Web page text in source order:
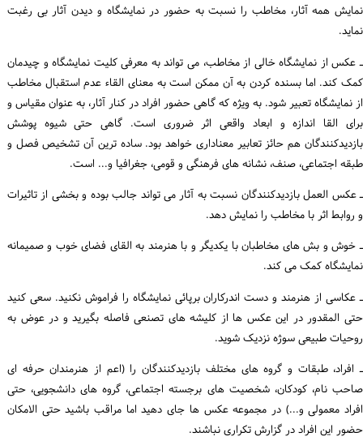
نمایش همه آثار، مخاطب را نسبت به حضور در نمایشگاه و دیدن آثار بی رغبت
نماید.
ـ عکس از نمایشگاه خالی از مخاطب، می تواند به معرفی کلیت نمایشگاه و چیدمان
کمک کند. اما بسنده کردن به آن ممکن است به معنای القاء عدم استقبال مخاطب
از نمایشگاه تعبیر شود. به ویژه که گاهی حضور افراد در کنار آثار، به عنوان مقیاس و
برای القا اندازه و ابعاد واقعی اثر ضروری است. گاهی حتی شیوه پوشش
بازدیدکنندگان هم حائز تعابیر معناداری خواهد بود. ساده ترین آن تشخیص فصل و
طبقه اجتماعی، صنف، نشانه های فرهنگی و قومی، جغرافیا و... است.
ـ عکس العمل بازدیدکنندگان نسبت به آثار می تواند جالب بوده و بخشی از تاثیرات
و روابط اثر با مخاطب را نمایش دهد.
ـ خوش و بش های مخاطبان با یکدیگر و با هنرمند به القای فضای خوب و صمیمانه
نمایشگاه کمک می کند.
ـ عکاسی از هنرمند و دست اندرکاران برپائی نمایشگاه را فراموش نکنید. سعی کنید
حتی المقدور در این عکس ها از کلیشه های تصنعی فاصله بگیرید و در عوض به
روحیات طبیعی سوژه نزدیک شوید.
ـ افراد، طبقات و گروه های مختلف بازدیدکنندگان را (اعم از هنرمندان حرفه ای
صاحب نام، کودکان، شخصیت های برجسته اجتماعی، گروه های دانشجویی، حتی
افراد معمولی و...) در مجموعه عکس ها جای دهید اما مراقب باشید حتی الامکان
حضور این افراد در گزارش تکراری نباشند.